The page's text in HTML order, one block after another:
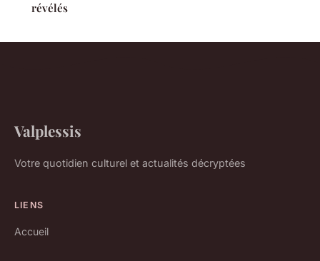
révélés
Valplessis
Votre quotidien culturel et actualités décryptées
LIENS
Accueil